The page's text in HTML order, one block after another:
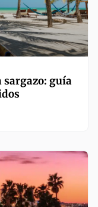
sargazo: guía